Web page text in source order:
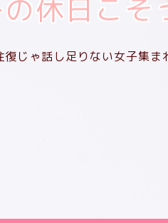
休日こそ
復じゃ話し足りない女子集ま